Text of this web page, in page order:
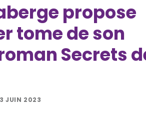
propose
tome de son
Secrets
JUIN 2023